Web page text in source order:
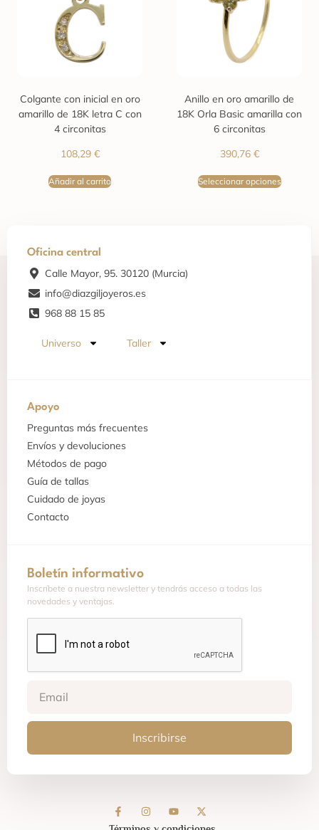
Colgante con inicial en oro
amarillo de 18K letra C con
4 circonitas
108,29 €
Añadir al carrito
Anillo en oro amarillo de
18K Orla Basic amarilla con
6 circonitas
390,76 €
Seleccionar opciones
Oficina central
Calle Mayor, 95. 30120 (Murcia)
info@diazgiljoyeros.es
968 88 15 85
Universo Taller
Apoyo
Preguntas más frecuentes
Envíos y devoluciones
Métodos de pago
Guía de tallas
Cuidado de joyas
Contacto
Boletín informativo
Inscríbete a nuestra newsletter y tendrás acceso a todas las
novedades y ventajas.
Inscribirse